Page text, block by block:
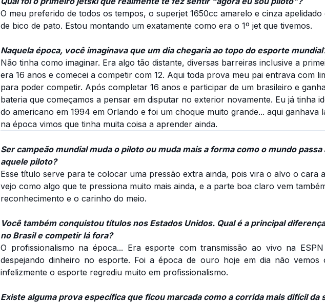
O meu preferido de todos os tempos, o superjet 1650cc amarelo e cinza apelidado
de bico de pato. Estou montando um exatamente como era o 1º jet que tivemos.
Naquela época, você imaginava que um dia chegaria ao topo do esporte
Não tinha como imaginar. Era algo tão distante, diversas barreiras inclusive a
era 16 anos e comecei a competir com 12. Aqui toda prova meu pai entrava com
para poder competir. Após completar 16 anos e participar de um brasileiro e
bateria que começamos a pensar em disputar no exterior novamente. Eu já tinha
do americano em 1994 em Orlando e foi um choque muito grande... aqui ganhava
na época vimos que tinha muita coisa a aprender ainda.
Ser campeão mundial muda o piloto ou muda mais a forma como o mundo
aquele piloto?
Esse título serve para te colocar uma pressão extra ainda, pois vira o alvo o cara
vejo como algo que te pressiona muito mais ainda, e a parte boa claro vem
reconhecimento e o carinho do meio.
Você também conquistou títulos nos Estados Unidos. Qual é a principal
no Brasil e competir lá fora?
O profissionalismo na época... Era esporte com transmissão ao vivo na
despejando dinheiro no esporte. Foi a época de ouro hoje em dia não vemos
infelizmente o esporte regrediu muito em profissionalismo.
Existe alguma prova específica que ficou marcada como a corrida mais difícil da